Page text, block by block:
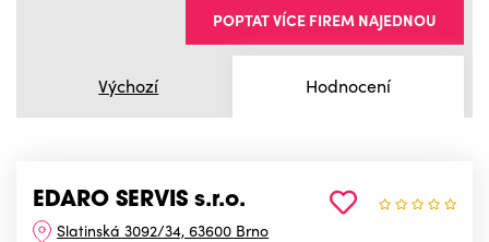
Výchozí Hodnocení
POPTAT VÍCE FIREM NAJEDNOU
EDARO SERVIS s.r.o.
Slatinská 3092/34, 63600 Brno